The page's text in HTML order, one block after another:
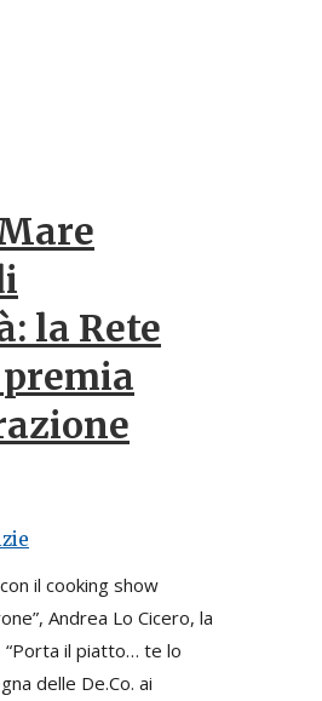
la Rete
il cooking show
Andrea Lo Cicero, la
il piatto… te lo
delle De.Co. ai